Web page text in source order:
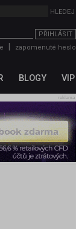
PŘIHLÁSIT
zapomenuté heslo
BLOGY VIP
reklama